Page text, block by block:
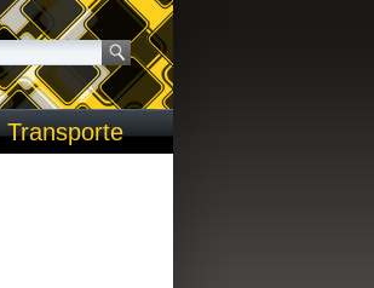
Transporte